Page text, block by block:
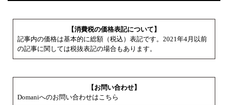
【消費税の価格表記について】
記事内の価格は基本的に総額（税込）表記です。2021年4月以前
の記事に関しては税抜表記の場合もあります。
【お問い合わせ】
Domaniへのお問い合わせはこちら